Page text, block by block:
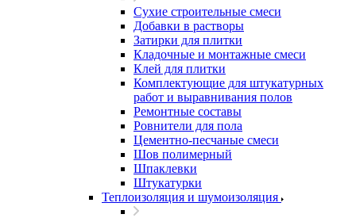
Сухие строительные смеси
Добавки в растворы
Затирки для плитки
Кладочные и монтажные смеси
Клей для плитки
Комплектующие для штукатурных
работ и выравнивания полов
Ремонтные составы
Ровнители для пола
Цементно-песчаные смеси
Шов полимерный
Шпаклевки
Штукатурки
Теплоизоляция и шумоизоляция